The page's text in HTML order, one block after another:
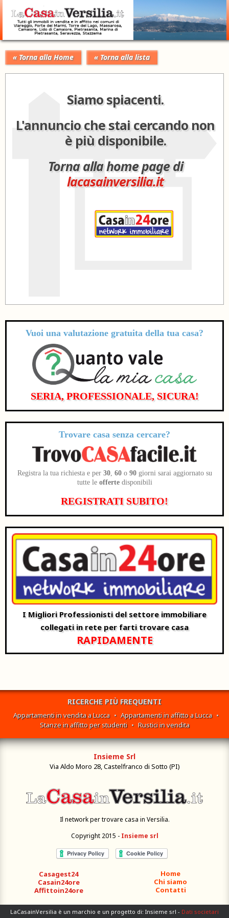
« Torna alla Home « Torna alla lista
Siamo spiacenti.
L'annuncio che stai cercando non
è più disponibile.
Torna alla home page di
lacasainversilia.it
Vuoi una valutazione gratuita della tua casa?
SERIA, PROFESSIONALE, SICURA!
Trovare casa senza cercare?
Registra la tua richiesta e per 30, 60o 90giorni sarai aggiornato su
tutte le offertedisponibili
REGISTRATI SUBITO!
I Migliori Professionisti del settore immobiliare
collegati in rete per farti trovare casa
RAPIDAMENTE
RICERCHE PIÙ FREQUENTI
Appartamenti in vendita a Lucca • Appartamenti in affitto a Lucca •
Stanze in affitto per studenti • Rustici in vendita
Insieme Srl
Via Aldo Moro 28, Castelfranco di Sotto (PI)
Il network per trovare casa in Versilia.
Copyright 2015 - Insieme srl
Home
Chi siamo
Contatti
Casagest24
Casain24ore
Affittoin24ore
LaCasainVersilia è un marchio e un progetto di: Insieme srl - Dati societari